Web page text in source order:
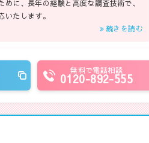
に、長年の経験と高度な調査技術で、
たします。
続きを読む
無料で電話相談
0120-892-555